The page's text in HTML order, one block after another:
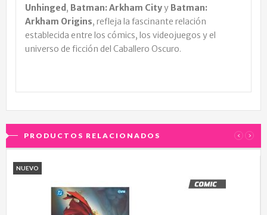
Unhinged , Batman: Arkham Cityy Batman:
Arkham Origins, refleja la fascinante relación
establecida entre los cómics, los videojuegos y el
universo de ficción del Caballero Oscuro.
PRODUCTOS RELACIONADOS ‹ ›
NUEVO